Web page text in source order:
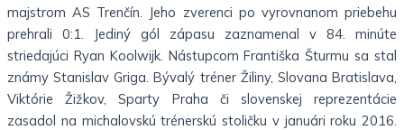
majstrom AS Trenčín. Jeho zverenci po vyrovnanom priebehu
prehrali 0:1. Jediný gól zápasu zaznamenal v 84. minúte
striedajúci Ryan Koolwijk. Nástupcom Františka Šturmu sa stal
známy Stanislav Griga. Bývalý tréner Žiliny, Slovana Bratislava,
Viktórie Žižkov, Sparty Praha či slovenskej reprezentácie
zasadol na michalovskú trénerskú stoličku v januári roku 2016.